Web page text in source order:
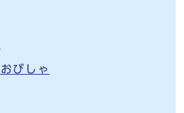
びしゃ